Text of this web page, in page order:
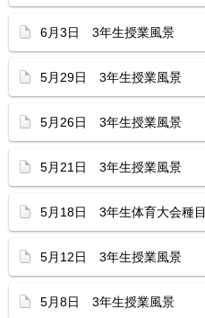
6月3日 3年生授業風景
5月29日 3年生授業風景
5月26日 3年生授業風景
5月21日 3年生授業風景
5月18日 3年生体育大会種目
5月12日 3年生授業風景
5月8日 3年生授業風景